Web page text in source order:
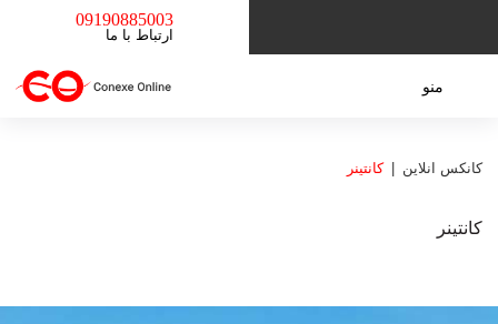
09190885003
ارتباط با ما
منو
کانکس انلاین کانتینر
کانتینر